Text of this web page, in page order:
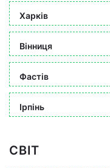
Харків
Вінниця
Фастів
Ірпінь
СВІТ